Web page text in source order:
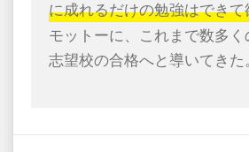
に成れるだけの勉強はでき
モットーに、これまで数多く
志望校の合格へと導いてきた